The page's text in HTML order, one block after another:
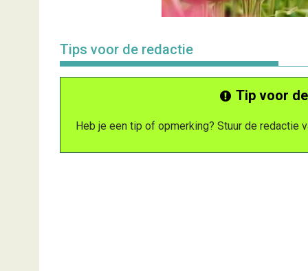
Tips voor de redactie
Tip voor
Heb je een tip of opmerking? Stuur de redactie